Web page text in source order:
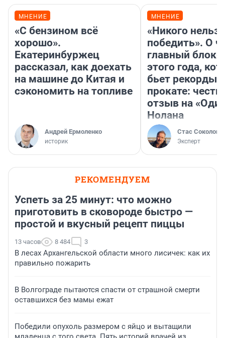
МНЕНИЕ
«С бензином всё
хорошо».
Екатеринбуржец
рассказал, как доехать
на машине до Китая и
сэкономить на топливе
Андрей Ермоленко
историк
МНЕНИЕ
«Никого нельзя
победить». О
главный
этого года,
бьет рекорды в
прокате:
отзыв на
Нолана
Стас Соколов
Эксперт
РЕКОМЕНДУЕМ
Успеть за 25 минут: что можно
приготовить в сковороде быстро —
простой и вкусный рецепт пиццы
13 часов 8 484 3
В лесах Архангельской области много лисичек: как их
правильно пожарить
В Волгограде пытаются спасти от страшной смерти
оставшихся без мамы ежат
Победили опухоль размером с яйцо и вытащили